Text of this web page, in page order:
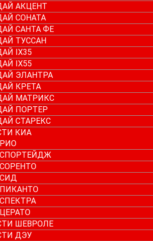
АКЦЕНТ
СОНАТА
САНТА ФЕ
ТУССАН
IX35
IX55
ЭЛАНТРА
КРЕТА
МАТРИКС
ПОРТЕР
СТАРЕКС
КИА
ШЕВРОЛЕ
ДЭУ